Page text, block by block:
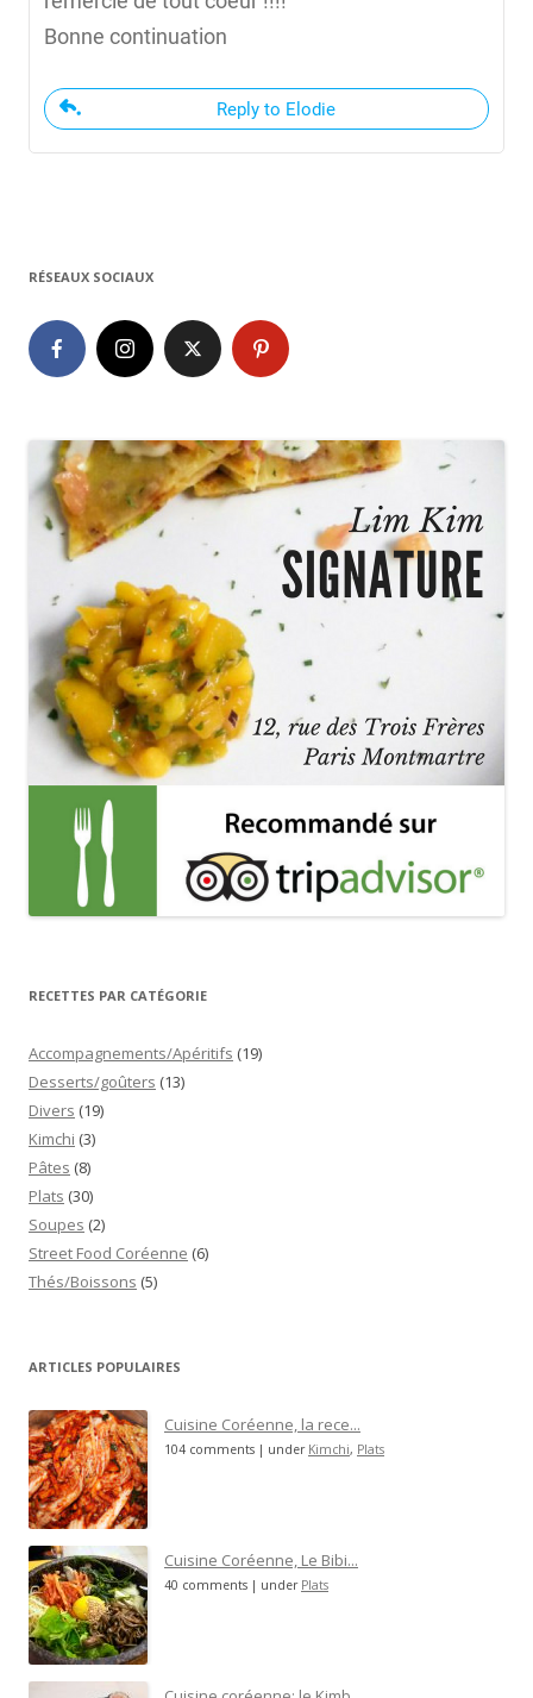
Bonne continuation
Reply to Elodie
RÉSEAUX SOCIAUX
RECETTES PAR CATÉGORIE
Accompagnements/Apéritifs (19)
Desserts/goûters (13)
Divers (19)
Kimchi (3)
Pâtes (8)
Plats (30)
Soupes (2)
Street Food Coréenne (6)
Thés/Boissons (5)
ARTICLES POPULAIRES
Cuisine Coréenne, la rece...
104 comments | under Kimchi, Plats
Cuisine Coréenne, Le Bibi...
40 comments | under Plats